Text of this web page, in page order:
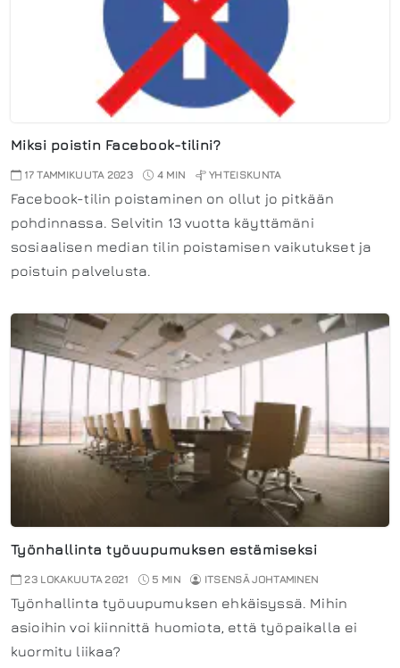
Miksi poistin Facebook-tilini?
17 TAMMIKUUTA 2023 4 MIN YHTEISKUNTA
Facebook-tilin poistaminen on ollut jo pitkään
pohdinnassa. Selvitin 13 vuotta käyttämäni
sosiaalisen median tilin poistamisen vaikutukset ja
poistuin palvelusta.
Työnhallinta työuupumuksen estämiseksi
23 LOKAKUUTA 2021 5 MIN ITSENSÄ JOHTAMINEN
Työnhallinta työuupumuksen ehkäisyssä. Mihin
asioihin voi kiinnittä huomiota, että työpaikalla ei
kuormitu liikaa?